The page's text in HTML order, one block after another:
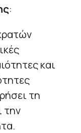
:
και
τη
την